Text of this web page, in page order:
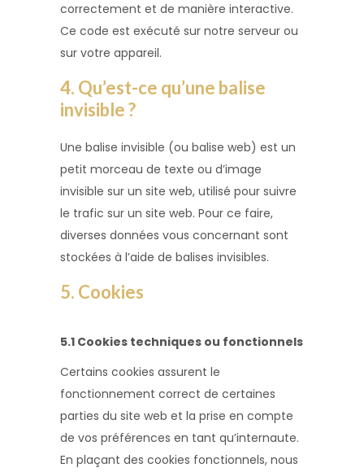
correctement et de manière interactive.
Ce code est exécuté sur notre serveur ou
sur votre appareil.
4. Qu’est-ce qu’une balise
invisible ?
Une balise invisible (ou balise web) est un
petit morceau de texte ou d’image
invisible sur un site web, utilisé pour suivre
le trafic sur un site web. Pour ce faire,
diverses données vous concernant sont
stockées à l’aide de balises invisibles.
5. Cookies
5.1 Cookies techniques ou fonctionnels
Certains cookies assurent le
fonctionnement correct de certaines
parties du site web et la prise en compte
de vos préférences en tant qu’internaute.
En plaçant des cookies fonctionnels, nous